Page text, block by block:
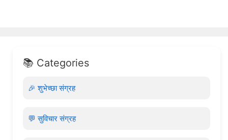
📚 Categories
🎉 शुभेच्छा संग्रह
💬 सुविचार संग्रह